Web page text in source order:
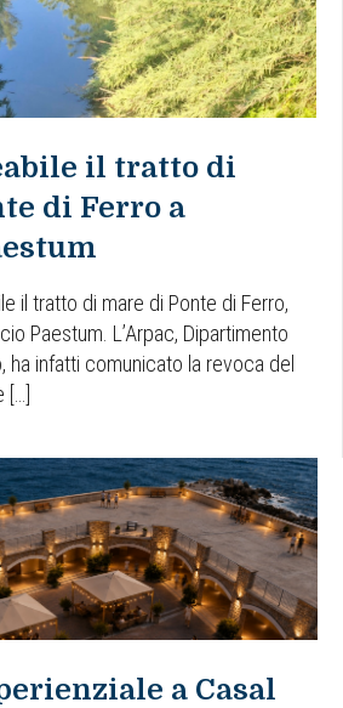
il tratto di
di Ferro a
il tratto di mare di Ponte di Ferro,
Paestum. L’Arpac, Dipartimento
ha infatti comunicato la revoca del
[…]
a Casal